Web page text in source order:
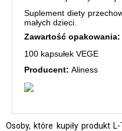
Suplement diety
małych dzieci.
Zawartość opakowania:
100 kapsułek VEGE
Producent: Aliness
Osoby, które kupiły produkt